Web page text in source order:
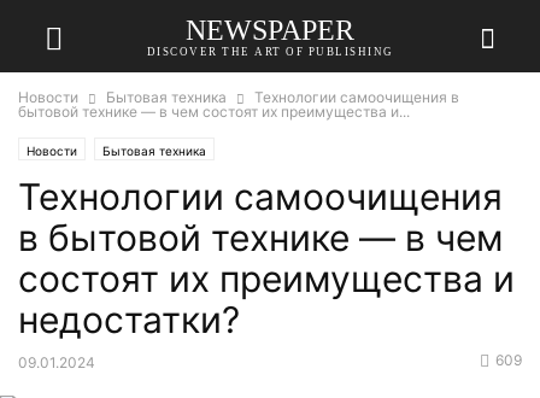
NEWSPAPER
DISCOVER THE ART OF PUBLISHING
Новости Бытовая техника
Технологии самоочищения в
бытовой технике — в чем состоят их преимущества и...
Новости Бытовая техника
Технологии самоочищения
в бытовой технике — в чем
состоят их преимущества и
недостатки?
09.01.2024 609